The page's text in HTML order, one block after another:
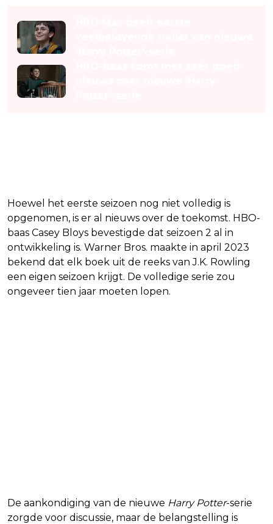
Hoewel het eerste seizoen nog niet volledig is
opgenomen, is er al nieuws over de toekomst. HBO-
baas Casey Bloys bevestigde dat seizoen 2 al in
ontwikkeling is. Warner Bros. maakte in april 2023
bekend dat elk boek uit de reeks van J.K. Rowling
een eigen seizoen krijgt. De volledige serie zou
ongeveer tien jaar moeten lopen.
De aankondiging van de nieuwe Harry Potter-serie
zorgde voor discussie, maar de belangstelling is